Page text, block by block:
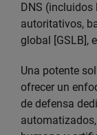
DNS (incluidos
autoritativos,
global [GSLB],
Una potente
ofrecer un
de defensa